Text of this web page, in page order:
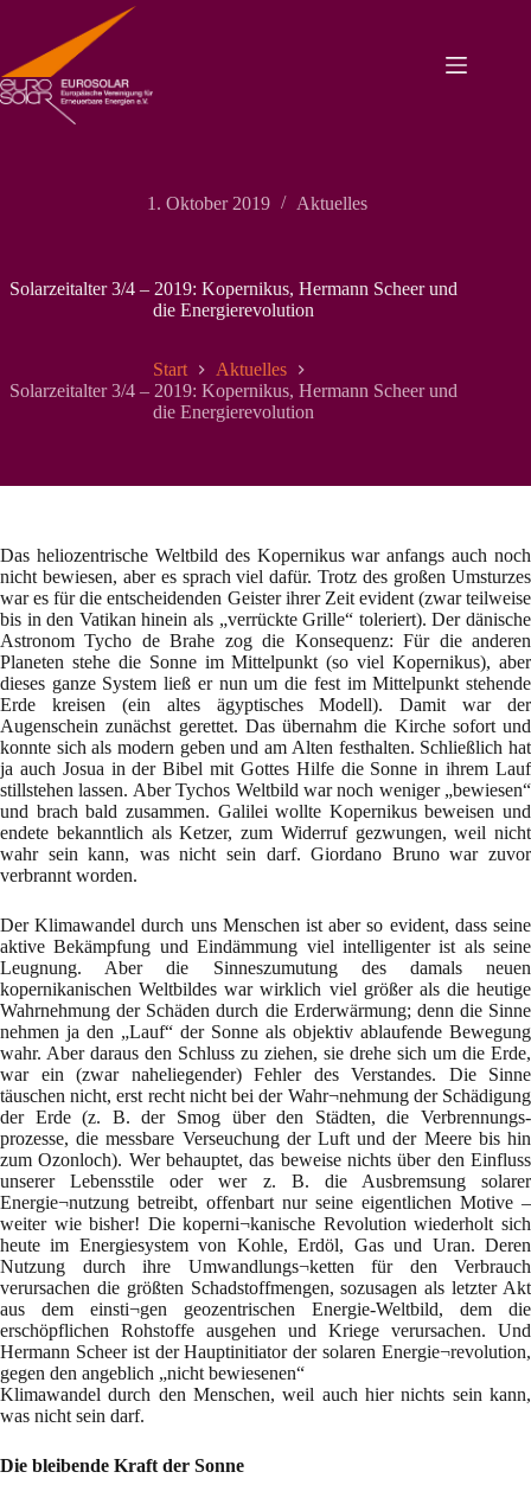
springen
1. Oktober 2019 Aktuelles
Solarzeitalter 3/4 – 2019: Kopernikus, Hermann Scheer und
die Energierevolution
Start
Aktuelles
Solarzeitalter 3/4 – 2019: Kopernikus, Hermann Scheer und
die Energierevolution
Das heliozentrische Weltbild des Kopernikus war anfangs auch noch
nicht bewiesen, aber es sprach viel dafür. Trotz des großen Umsturzes
war es für die entscheidenden Geister ihrer Zeit evident (zwar teilweise
bis in den Vatikan hinein als „verrückte Grille“ toleriert). Der dänische
Astronom Tycho de Brahe zog die Konsequenz: Für die anderen
Planeten stehe die Sonne im Mittelpunkt (so viel Kopernikus), aber
dieses ganze System ließ er nun um die fest im Mittelpunkt stehende
Erde kreisen (ein altes ägyptisches Modell). Damit war der
Augenschein zunächst gerettet. Das übernahm die Kirche sofort und
konnte sich als modern geben und am Alten festhalten. Schließlich hat
ja auch Josua in der Bibel mit Gottes Hilfe die Sonne in ihrem Lauf
stillstehen lassen. Aber Tychos Weltbild war noch weniger „bewiesen“
und brach bald zusammen. Galilei wollte Kopernikus beweisen und
endete bekanntlich als Ketzer, zum Widerruf gezwungen, weil nicht
wahr sein kann, was nicht sein darf. Giordano Bruno war zuvor
verbrannt worden.
Der Klimawandel durch uns Menschen ist aber so evident, dass seine
aktive Bekämpfung und Eindämmung viel intelligenter ist als seine
Leugnung. Aber die Sinneszumutung des damals neuen
kopernikanischen Weltbildes war wirklich viel größer als die heutige
Wahrnehmung der Schäden durch die Erderwärmung; denn die Sinne
nehmen ja den „Lauf“ der Sonne als objektiv ablaufende Bewegung
wahr. Aber daraus den Schluss zu ziehen, sie drehe sich um die Erde,
war ein (zwar naheliegender) Fehler des Verstandes. Die Sinne
täuschen nicht, erst recht nicht bei der Wahr¬nehmung der Schädigung
der Erde (z. B. der Smog über den Städten, die Verbrennungs-
prozesse, die messbare Verseuchung der Luft und der Meere bis hin
zum Ozonloch). Wer behauptet, das beweise nichts über den Einfluss
unserer Lebensstile oder wer z. B. die Ausbremsung solarer
Energie¬nutzung betreibt, offenbart nur seine eigentlichen Motive –
weiter wie bisher! Die koperni¬kanische Revolution wiederholt sich
heute im Energiesystem von Kohle, Erdöl, Gas und Uran. Deren
Nutzung durch ihre Umwandlungs¬ketten für den Verbrauch
verursachen die größten Schadstoffmengen, sozusagen als letzter Akt
aus dem einsti¬gen geozentrischen Energie-Weltbild, dem die
erschöpflichen Rohstoffe ausgehen und Kriege verursachen. Und
Hermann Scheer ist der Hauptinitiator der solaren Energie¬revolution,
gegen den angeblich „nicht bewiesenen“
Klimawandel durch den Menschen, weil auch hier nichts sein kann,
was nicht sein darf.
Die bleibende Kraft der Sonne